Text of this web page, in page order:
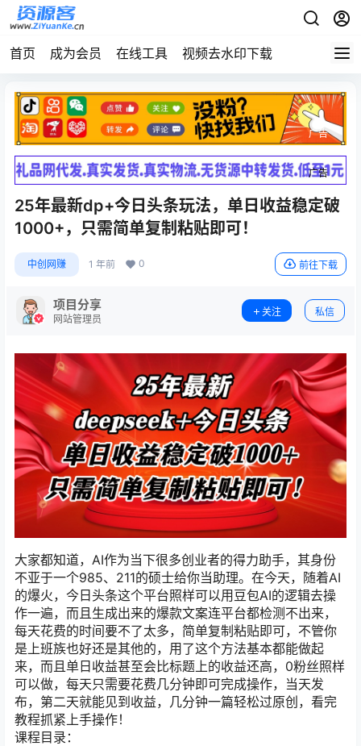
首页 成为会员 在线工具 视频去水印下载
广告
广告
25年最新dp+今日头条玩法，单日收益稳定破
1000+，只需简单复制粘贴即可！
中创网赚 1 年前 0 前往下载
项目分享
网站管理员
关注 私信
大家都知道，AI作为当下很多创业者的得力助手，其身份
不亚于一个985、211的硕士给你当助理。在今天，随着AI
的爆火，今日头条这个平台照样可以用豆包AI的逻辑去操
作一遍，而且生成出来的爆款文案连平台都检测不出来，
每天花费的时间要不了太多，简单复制粘贴即可，不管你
是上班族也好还是其他的，用了这个方法基本都能做起
来，而且单日收益甚至会比标题上的收益还高，0粉丝照样
可以做，每天只需要花费几分钟即可完成操作，当天发
布，第二天就能见到收益，几分钟一篇轻松过原创，看完
教程抓紧上手操作！
课程目录：